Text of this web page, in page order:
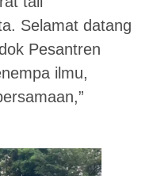
Selamat datang
Pesantren
ilmu,